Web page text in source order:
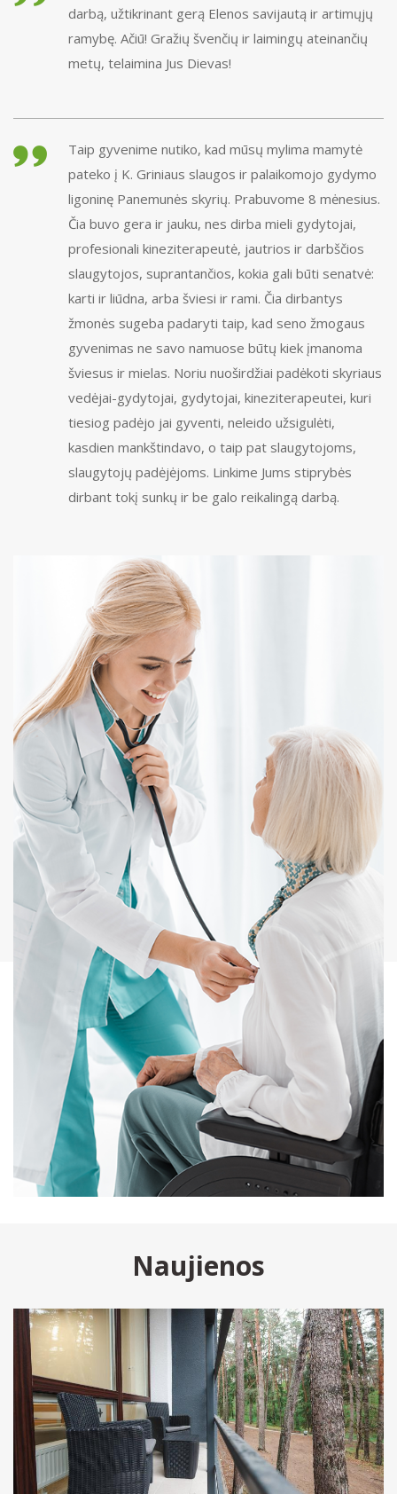
darbą, užtikrinant gerą Elenos savijautą ir artimųjų
ramybę. Ačiū! Gražių švenčių ir laimingų ateinančių
metų, telaimina Jus Dievas!
Taip gyvenime nutiko, kad mūsų mylima mamytė
pateko į K. Griniaus slaugos ir palaikomojo gydymo
ligoninę Panemunės skyrių. Prabuvome 8 mėnesius.
Čia buvo gera ir jauku, nes dirba mieli gydytojai,
profesionali kineziterapeutė, jautrios ir darbščios
slaugytojos, suprantančios, kokia gali būti senatvė:
karti ir liūdna, arba šviesi ir rami. Čia dirbantys
žmonės sugeba padaryti taip, kad seno žmogaus
gyvenimas ne savo namuose būtų kiek įmanoma
šviesus ir mielas. Noriu nuoširdžiai padėkoti skyriaus
vedėjai-gydytojai, gydytojai, kineziterapeutei, kuri
tiesiog padėjo jai gyventi, neleido užsigulėti,
kasdien mankštindavo, o taip pat slaugytojoms,
slaugytojų padėjėjoms. Linkime Jums stiprybės
dirbant tokį sunkų ir be galo reikalingą darbą.
Naujienos